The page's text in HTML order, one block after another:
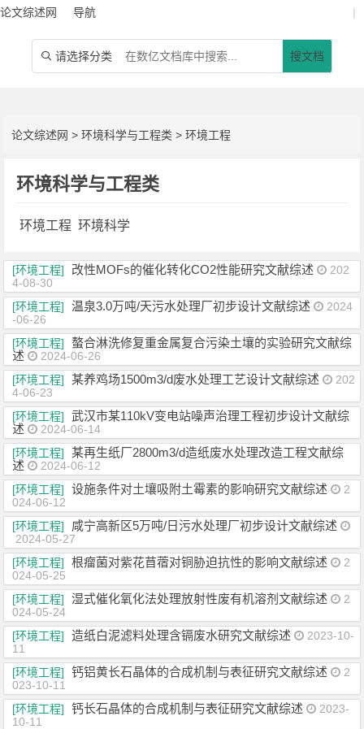
论文综述网 导航 |
 请选择分类 搜文档
论文综述网 >环境科学与工程类 >环境工程
环境科学与工程类
环境工程 环境科学
[环境工程] 改性MOFs的催化转化CO2性能研究文献综述
202
4-08-30
[环境工程]
温泉3.0万吨/天污水处理厂初步设计文献综述
2024
-06-26
[环境工程]
螯合淋洗修复重金属复合污染土壤的实验研究文献综
述
2024-06-26
[环境工程]
某养鸡场1500m3/d废水处理工艺设计文献综述
202
4-06-23
[环境工程]
武汉市某110kV变电站噪声治理工程初步设计文献综
述
2024-06-14
[环境工程]
某再生纸厂2800m3/d造纸废水处理改造工程文献综
述
2024-06-12
[环境工程]
设施条件对土壤吸附土霉素的影响研究文献综述
2
024-06-12
[环境工程]
咸宁高新区5万吨/日污水处理厂初步设计文献综述
2024-05-27
[环境工程]
根瘤菌对紫花苜蓿对铜胁迫抗性的影响文献综述
2
024-05-25
[环境工程]
湿式催化氧化法处理放射性废有机溶剂文献综述
2
024-05-24
[环境工程]
造纸白泥滤料处理含镉废水研究文献综述
2023-10-
11
[环境工程]
钙铝黄长石晶体的合成机制与表征研究文献综述
2
023-10-11
[环境工程]
钙长石晶体的合成机制与表征研究文献综述
2023-
10-11